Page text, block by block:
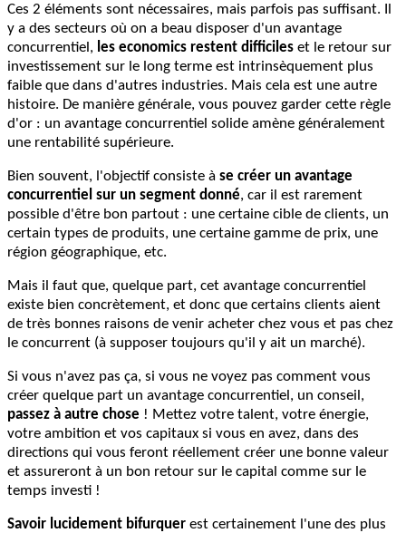
Ces 2 éléments sont nécessaires, mais parfois pas suffisant. Il
y a des secteurs où on a beau disposer d'un avantage
concurrentiel, les economics restent difficiles et le retour sur
investissement sur le long terme est intrinsèquement plus
faible que dans d'autres industries. Mais cela est une autre
histoire. De manière générale, vous pouvez garder cette règle
d'or : un avantage concurrentiel solide amène généralement
une rentabilité supérieure.
Bien souvent, l'objectif consiste à se créer un avantage
concurrentiel sur un segment donné, car il est rarement
possible d'être bon partout : une certaine cible de clients, un
certain types de produits, une certaine gamme de prix, une
région géographique, etc.
Mais il faut que, quelque part, cet avantage concurrentiel
existe bien concrètement, et donc que certains clients aient
de très bonnes raisons de venir acheter chez vous et pas chez
le concurrent (à supposer toujours qu'il y ait un marché).
Si vous n'avez pas ça, si vous ne voyez pas comment vous
créer quelque part un avantage concurrentiel, un conseil,
passez à autre chose ! Mettez votre talent, votre énergie,
votre ambition et vos capitaux si vous en avez, dans des
directions qui vous feront réellement créer une bonne valeur
et assureront à un bon retour sur le capital comme sur le
temps investi !
Savoir lucidement bifurquer est certainement l'une des plus